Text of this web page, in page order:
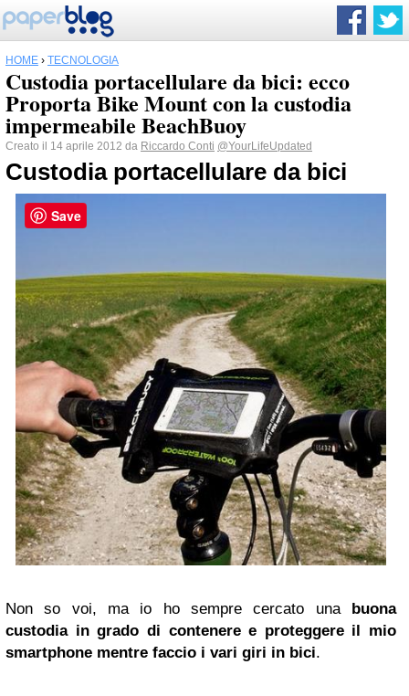
HOME › TECNOLOGIA
Custodia portacellulare da bici: ecco
Proporta Bike Mount con la custodia
impermeabile BeachBuoy
Creato il 14 aprile 2012 da Riccardo Conti @YourLifeUpdated
Custodia portacellulare da bici
Non so voi, ma io ho sempre cercato una buona
custodia in grado di contenere e proteggere il mio
smartphone mentre faccio i vari giri in bici.
Save